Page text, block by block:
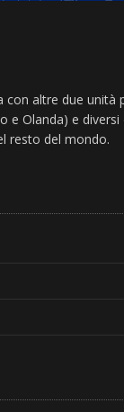
con altre due unità
e Olanda) e
resto del mondo.